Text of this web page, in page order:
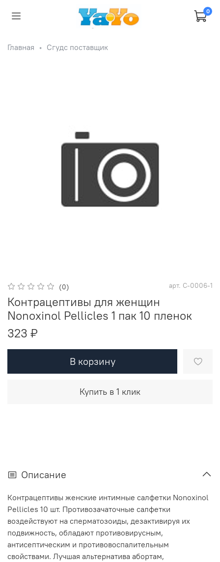
0
Главная Сгудс поставщик
(0) арт. C-0006-1
Контрацептивы для женщин
Nonoxinol Pellicles 1 пак 10 пленок
323 ₽
В корзину
Купить в 1 клик
Описание
Контрацептивы женские интимные салфетки Nonoxinol
Pellicles 10 шт. Противозачаточные салфетки
воздействуют на сперматозоиды, дезактивируя их
подвижность, обладают противовирусным,
антисептическим и противовоспалительным
свойствами. Лучшая альтернатива абортам,